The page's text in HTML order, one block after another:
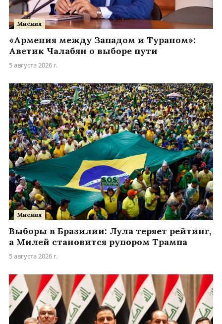
Мнения
«Армения между Западом и Тураном»:
Аветик Чалабян о выборе пути
5 августа 2026 г.
Мнения
Выборы в Бразилии: Лула теряет рейтинг,
а Милей становится рупором Трампа
5 августа 2026 г.